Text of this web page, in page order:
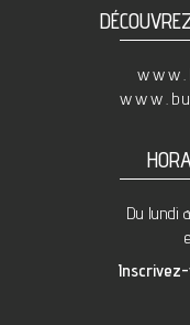
Du lundi
Inscrivez-